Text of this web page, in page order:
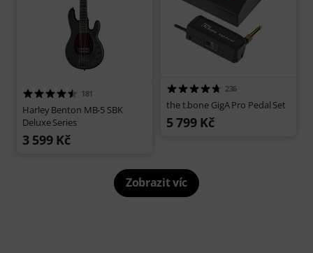
181
Harley Benton MB-5 SBK
Deluxe Series
3 599 Kč
236
the t.bone GigA Pro Pedal Set
5 799 Kč
Zobrazit víc